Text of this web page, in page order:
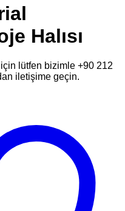
Halısı
lütfen bizimle +90 212
iletişime geçin.